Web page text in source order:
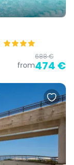
from
688 €
474 €